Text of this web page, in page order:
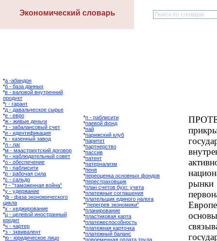
Экономический словарь
*а -абандон
*б - база данных
*в - валовой внутренний
продукт
*г - гарант
*д - давальческое сырье
*е - евро
*ж - живые деньги
*з - забалансовый счет
*и - идентификация
*к - казенный завод
*л - лаг
*м - маастрихтский договор
*н - наблюдательный совет
*о - обеспечение
*п - паблисити
*р - рабочая сила
*с - сальдо
*т - "таможенная война"
*у - удержание
*ф - фаза экономического
цикла
*х - хеджирование
*ц - целевой иностранный
кредит
*ч - чартер
*э - эквивалент
*ю - юридическое лицо
*п - паблисити
*паевой фонд
*пай
*парижский клуб
*паритет
*партнерство
*пассив
*патент
*патернализм
*пеня
*переоценка основных фондов
*перестраховщик
*план счетов бухг. учета
*платежные соглашения
*плательщик единого налога
*"перегрев экономики"
*планирование
*пластиковая карта
*платежеспособность
*платежная карточка
*платежный баланс
*повременная оплата труда